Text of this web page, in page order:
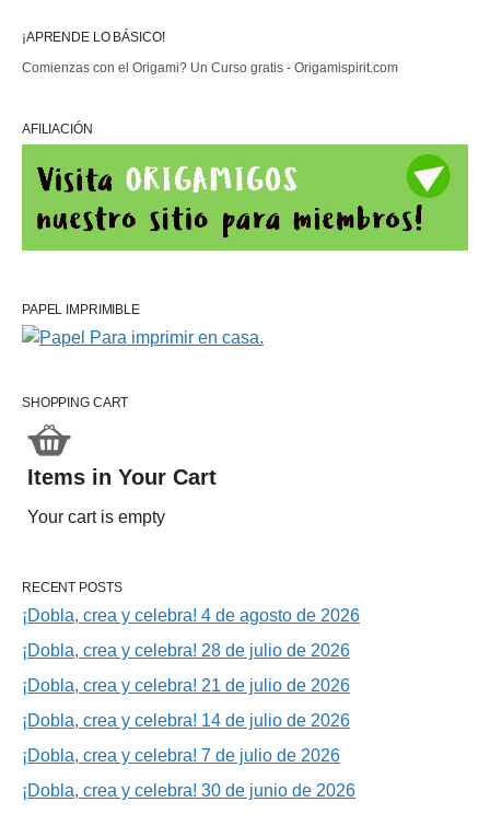
¡APRENDE LO BÁSICO!
Comienzas con el Origami? Un Curso gratis - Origamispirit.com
AFILIACIÓN
PAPEL IMPRIMIBLE
SHOPPING CART
Items in Your Cart
Your cart is empty
RECENT POSTS
¡Dobla, crea y celebra! 4 de agosto de 2026
¡Dobla, crea y celebra! 28 de julio de 2026
¡Dobla, crea y celebra! 21 de julio de 2026
¡Dobla, crea y celebra! 14 de julio de 2026
¡Dobla, crea y celebra! 7 de julio de 2026
¡Dobla, crea y celebra! 30 de junio de 2026